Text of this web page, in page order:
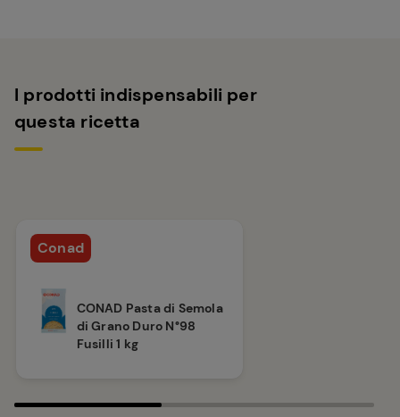
I prodotti indispensabili per
questa ricetta
Conad
CONAD Pasta di Semola
di Grano Duro N°98
Fusilli 1 kg